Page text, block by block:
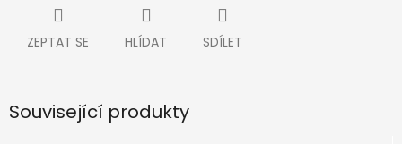
ZEPTAT SE HLÍDAT SDÍLET
Související produkty